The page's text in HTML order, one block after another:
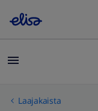
Laajakaista